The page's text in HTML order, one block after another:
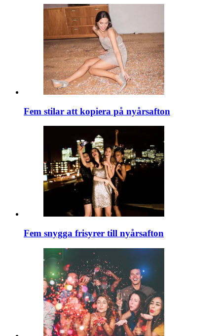
Fem stilar att kopiera på nyårsafton
Fem snygga frisyrer till nyårsafton